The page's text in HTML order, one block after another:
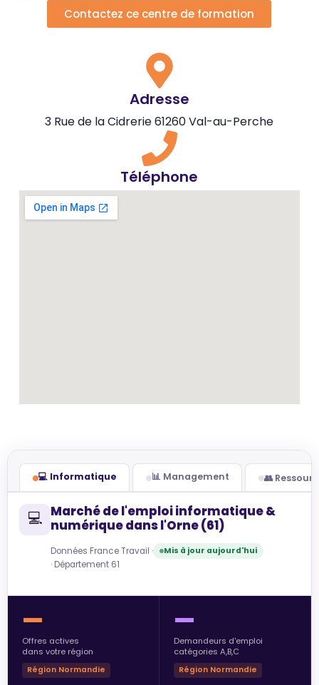
Contactez ce centre de formation
Adresse
3 Rue de la Cidrerie 61260 Val-au-Perche
Téléphone
💻 Informatique 📊 Management 👥
💻 Marché de l'emploi informatique &
numérique dans l'Orne (61)
Données France Travail · Mis à jour aujourd'hui
· Département 61
—
Offres actives
dans votre région
Région Normandie
—
Demandeurs d'emploi
catégories A,B,C
Région Normandie